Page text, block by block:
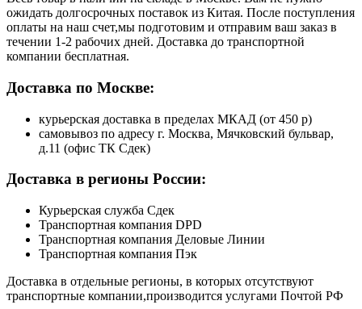
ожидать долгосрочных поставок из Китая. После поступления
оплаты на наш счет,мы подготовим и отправим ваш заказ в
течении 1-2 рабочих дней. Доставка до транспортной
компании бесплатная.
Доставка по Москве:
курьерская доставка в пределах МКАД (от 450 р)
самовывоз по адресу г. Москва, Мячковский бульвар,
д.11 (офис ТК Сдек)
Доставка в регионы России:
Курьерская служба Сдек
Транспортная компания DPD
Транспортная компания Деловые Линии
Транспортная компания Пэк
Доставка в отдельные регионы, в которых отсутствуют
транспортные компании,производится услугами Почтой РФ